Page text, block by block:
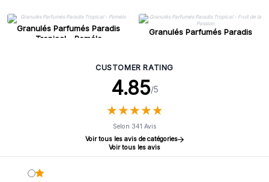
Granulés Parfumés Paradis
Tropical - Pomélo
Granulés Parfumés Paradis
CUSTOMER RATING
4.85/5
★★★★★
★★★★★
Selon 341 Avis
Voir tous les avis de catégories
Voir tous les avis